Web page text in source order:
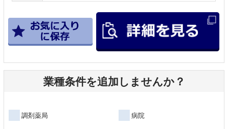
業種条件を追加しませんか？
調剤薬局 病院